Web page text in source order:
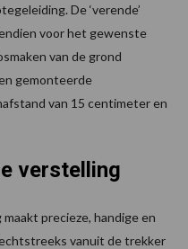
De ‘verende’
voor het gewenste
van de grond
gemonteerde
van 15 centimeter en
verstelling
precieze, handige en
vanuit de trekker